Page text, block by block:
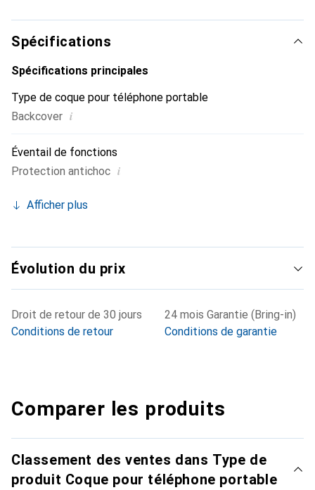
ses produits de haute qualité, la marque Noreve est un
choix fiable pour une clientèle exigeante.
Spécifications
Spécifications principales
Type de coque pour téléphone portable
Backcover i
Éventail de fonctions
Protection antichoc i
Afficher plus
Évolution du prix
Droit de retour de 30 jours
Conditions de retour
24 mois Garantie (Bring-in)
Conditions de garantie
Comparer les produits
Classement des ventes dans Type de
produit Coque pour téléphone portable